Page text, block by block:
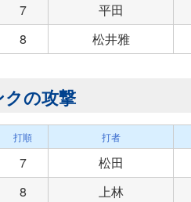
7
平田
8 松井雅
の攻撃
打順 打者
7
松田
8
上林